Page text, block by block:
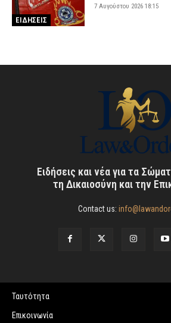
ΕΙΔΗΣΕΙΣ
7 Αυγούστου 2026 18:15
Ειδήσεις και νέα για τα
τη Δικαιοσύνη και την
Contact us:
Ταυτότητα
Επικοινωνία